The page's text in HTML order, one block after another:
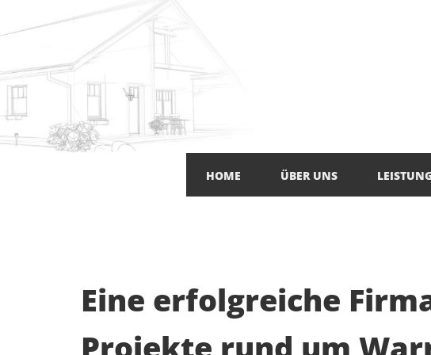
Zum Inhalt springen
HOME ÜBER UNS
Eine erfolgreiche